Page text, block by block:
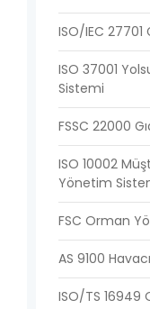
ISO/IEC
ISO 37001
Sistemi
FSSC 22000
ISO 10002
Yönetim
FSC Orman
AS 9100
ISO/TS